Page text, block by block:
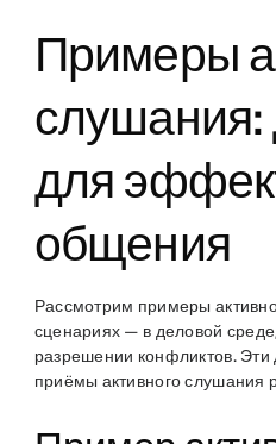
Примеры
слушания:
для
общения
Рассмотрим примеры
сценариях — в деловой
разрешении конфликтов. Эти
приёмы активного слушания